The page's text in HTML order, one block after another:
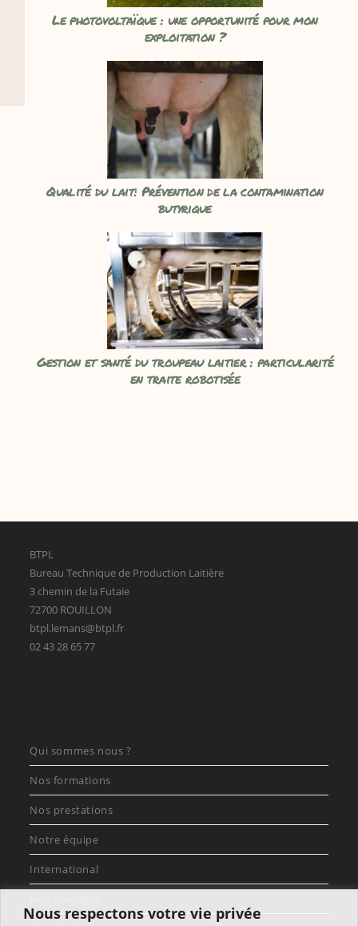
Nous respectons votre vie privée
Le photovoltaïque : une opportunité pour mon
exploitation ?
Qualité du lait: Prévention de la contamination
butyrique
Gestion et santé du troupeau laitier : particularité
en traite robotisée
BTPL
Bureau Technique de Production Laitière
3 chemin de la Futaie
72700 ROUILLON
btpl.lemans@btpl.fr
02 43 28 65 77
Qui sommes nous ?
Nos formations
Nos prestations
Notre équipe
International